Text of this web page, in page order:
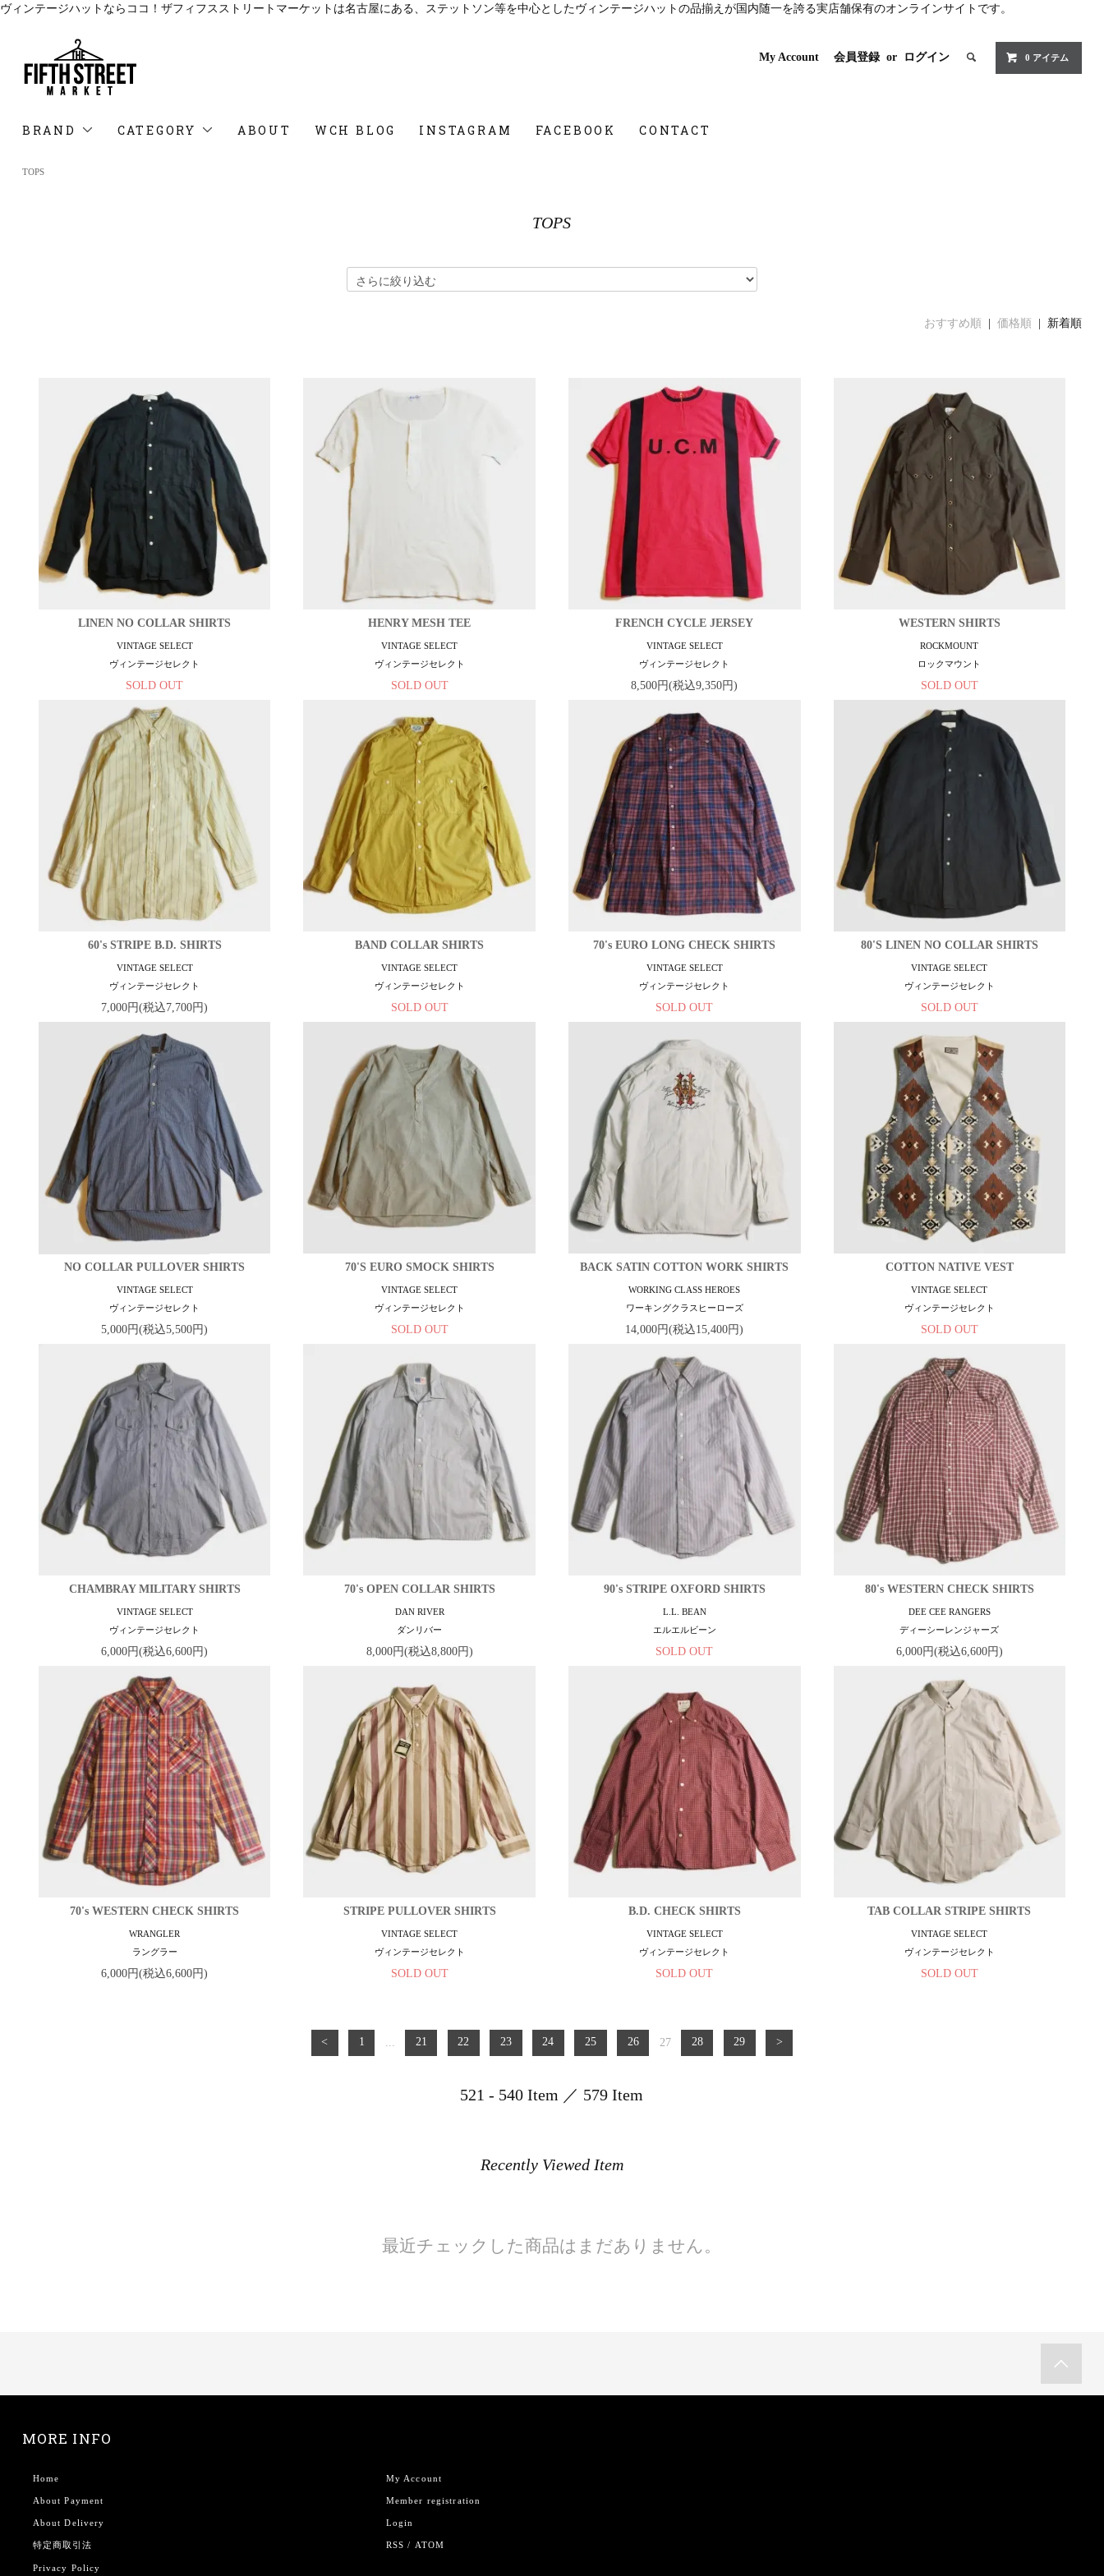
ヴィンテージハットならココ！ザフィフスストリートマーケットは名古屋にある、ステットソン等を中心としたヴィンテージハットの品揃えが国内随一を誇る実店舗保有のオンラインサイトです。
My Account 会員登録 or ログイン 0 アイテム
BRAND CATEGORY ABOUT WCH BLOG INSTAGRAM FACEBOOK CONTACT
TOPS
TOPS
おすすめ順 |価格順 | 新着順
LINEN NO COLLAR SHIRTS
VINTAGE SELECT
ヴィンテージセレクト
SOLD OUT
HENRY MESH TEE
VINTAGE SELECT
ヴィンテージセレクト
SOLD OUT
FRENCH CYCLE JERSEY
VINTAGE SELECT
ヴィンテージセレクト
8,500円(税込9,350円)
WESTERN SHIRTS
ROCKMOUNT
ロックマウント
SOLD OUT
60's STRIPE B.D. SHIRTS
VINTAGE SELECT
ヴィンテージセレクト
7,000円(税込7,700円)
BAND COLLAR SHIRTS
VINTAGE SELECT
ヴィンテージセレクト
SOLD OUT
70's EURO LONG CHECK SHIRTS
VINTAGE SELECT
ヴィンテージセレクト
SOLD OUT
80'S LINEN NO COLLAR SHIRTS
VINTAGE SELECT
ヴィンテージセレクト
SOLD OUT
NO COLLAR PULLOVER SHIRTS
VINTAGE SELECT
ヴィンテージセレクト
5,000円(税込5,500円)
70'S EURO SMOCK SHIRTS
VINTAGE SELECT
ヴィンテージセレクト
SOLD OUT
BACK SATIN COTTON WORK SHIRTS
WORKING CLASS HEROES
ワーキングクラスヒーローズ
14,000円(税込15,400円)
COTTON NATIVE VEST
VINTAGE SELECT
ヴィンテージセレクト
SOLD OUT
CHAMBRAY MILITARY SHIRTS
VINTAGE SELECT
ヴィンテージセレクト
6,000円(税込6,600円)
70's OPEN COLLAR SHIRTS
DAN RIVER
ダンリバー
8,000円(税込8,800円)
90's STRIPE OXFORD SHIRTS
L.L. BEAN
エルエルビーン
SOLD OUT
80's WESTERN CHECK SHIRTS
DEE CEE RANGERS
ディーシーレンジャーズ
6,000円(税込6,600円)
70's WESTERN CHECK SHIRTS
WRANGLER
ラングラー
6,000円(税込6,600円)
STRIPE PULLOVER SHIRTS
VINTAGE SELECT
ヴィンテージセレクト
SOLD OUT
B.D. CHECK SHIRTS
VINTAGE SELECT
ヴィンテージセレクト
SOLD OUT
TAB COLLAR STRIPE SHIRTS
VINTAGE SELECT
ヴィンテージセレクト
SOLD OUT
< 1 21 22 23 24 25 26 27 28 29 >
521 - 540 Item ／ 579 Item
Recently Viewed Item
最近チェックした商品はまだありません。
MORE INFO
Home
About Payment
About Delivery
特定商取引法
Privacy Policy
My Account
Member registration
Login
RSS / ATOM